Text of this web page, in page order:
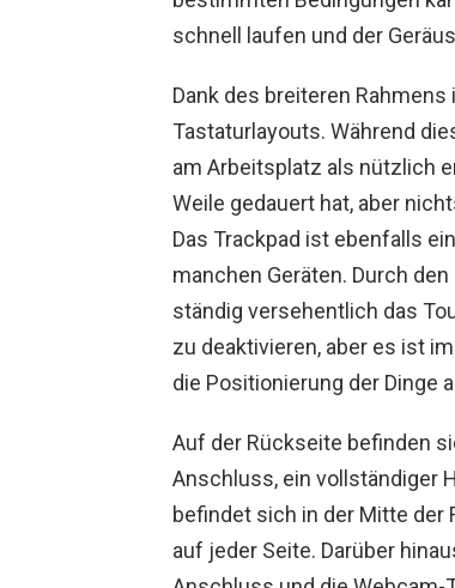
schnell laufen und der
Dank des breiteren
Tastaturlayouts. Während
am Arbeitsplatz als nützlich
Weile gedauert hat, aber
Das Trackpad ist ebenfalls
manchen Geräten. Durch
ständig versehentlich das
zu deaktivieren, aber es ist
die Positionierung der Dinge
Auf der Rückseite befinden
Anschluss, ein vollständiger
befindet sich in der Mitte
auf jeder Seite. Darüber